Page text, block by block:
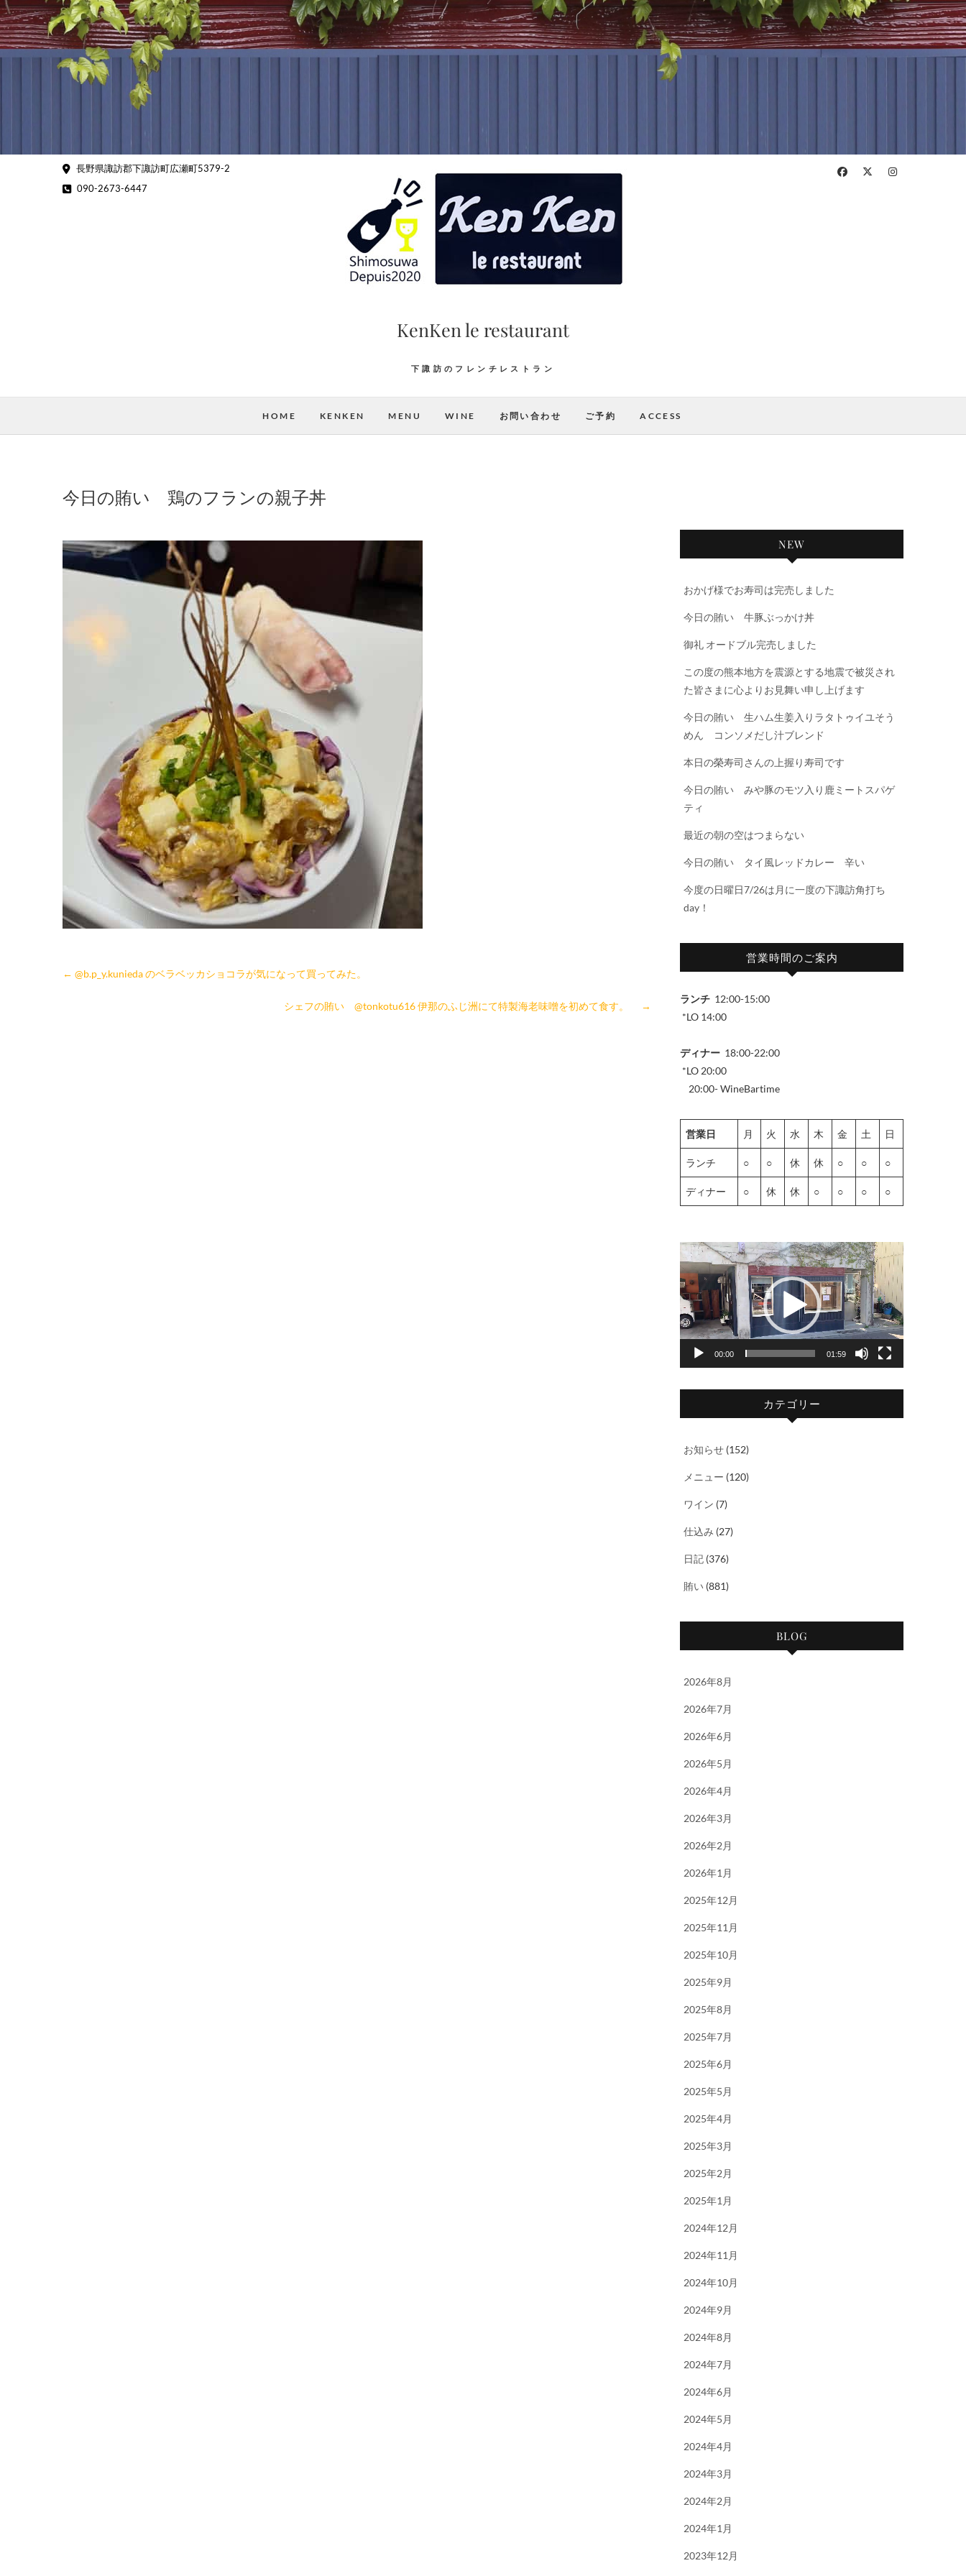
Skip
to
content
長野県諏訪郡下諏訪町広瀬町5379-2
090-2673-6447
KenKen le restaurant
下諏訪のフレンチレストラン
HOME KENKEN MENU WINE お問い合わせ ご予約 ACCESS
今日の賄い 鶏のフランの親子丼
← @b.p_y.kunieda のベラベッカショコラが気になって買ってみた。
シェフの賄い @tonkotu616 伊那のふじ洲にて特製海老味噌を初めて食す。 →
NEW
おかげ様でお寿司は完売しました
今日の賄い 牛豚ぶっかけ丼
御礼 オードブル完売しました
この度の熊本地方を震源とする地震で被災され
た皆さまに心よりお見舞い申し上げます
今日の賄い 生ハム生姜入りラタトゥイユそう
めん コンソメだし汁ブレンド
本日の榮寿司さんの上握り寿司です
今日の賄い みや豚のモツ入り鹿ミートスパゲ
ティ
最近の朝の空はつまらない
今日の賄い タイ風レッドカレー 辛い
今度の日曜日7/26は月に一度の下諏訪角打ち
day！
営業時間のご案内
ランチ 12:00-15:00
*LO 14:00
ディナー 18:00-22:00
*LO 20:00
20:00- WineBartime
営業日 月 火 水 木 金 土 日
ランチ ○ ○ 休 休 ○ ○ ○
ディナー ○ 休 休 ○ ○ ○ ○
動
画
プ
レ
ー
ヤ
00:00 01:59
カテゴリー
お知らせ (152)
メニュー (120)
ワイン (7)
仕込み (27)
日記 (376)
賄い (881)
BLOG
2026年8月
2026年7月
2026年6月
2026年5月
2026年4月
2026年3月
2026年2月
2026年1月
2025年12月
2025年11月
2025年10月
2025年9月
2025年8月
2025年7月
2025年6月
2025年5月
2025年4月
2025年3月
2025年2月
2025年1月
2024年12月
2024年11月
2024年10月
2024年9月
2024年8月
2024年7月
2024年6月
2024年5月
2024年4月
2024年3月
2024年2月
2024年1月
2023年12月